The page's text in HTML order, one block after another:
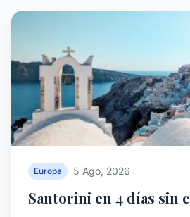
Europa 5 Ago, 2026
Santorini en 4 días sin